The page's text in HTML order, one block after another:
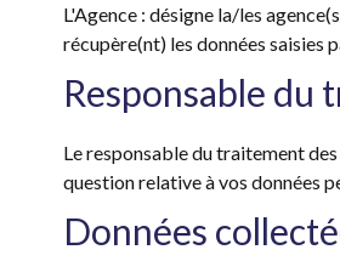
L'Agence : désigne la/les
récupère(nt) les données saisies
Responsable du
Le responsable du traitement
question relative à vos données
Données